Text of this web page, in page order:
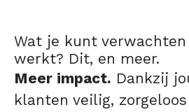
Wat je kunt
werkt? Dit, en meer.
Meer impact. Dankzij
klanten veilig,